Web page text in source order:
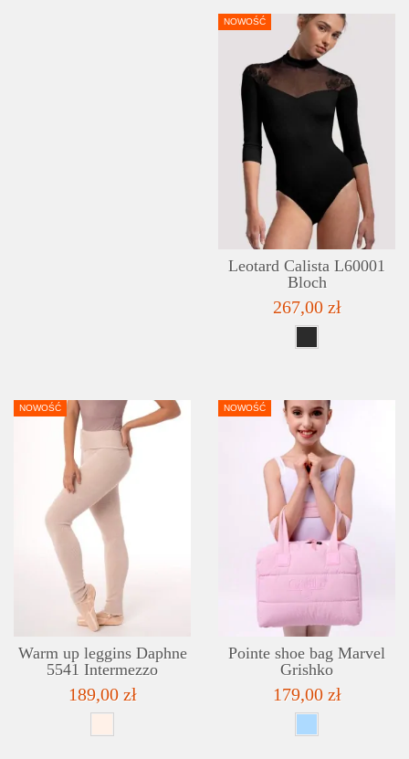
NOWOŚĆ
Leotard Calista L60001
Bloch
267,00 zł
NOWOŚĆ
ADD TO WISHLIST
DETAILS
Warm up leggins Daphne
5541 Intermezzo
189,00 zł
NOWOŚĆ
Pointe shoe bag Marvel
Grishko
179,00 zł